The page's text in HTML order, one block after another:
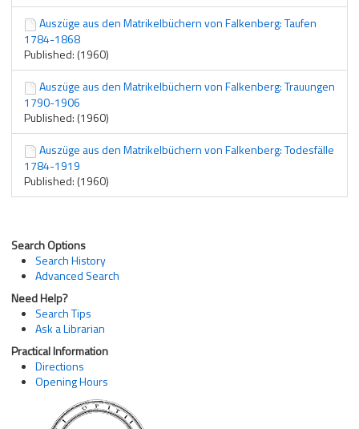
Auszüge aus den Matrikelbüchern von Falkenberg: Taufen
1784-1868
Published: (1960)
Auszüge aus den Matrikelbüchern von Falkenberg: Trauungen
1790-1906
Published: (1960)
Auszüge aus den Matrikelbüchern von Falkenberg: Todesfälle
1784-1919
Published: (1960)
Search Options
Search History
Advanced Search
Need Help?
Search Tips
Ask a Librarian
Practical Information
Directions
Opening Hours